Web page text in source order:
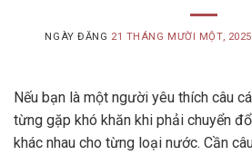
NGÀY ĐĂNG 21 THÁNG MƯỜI MỘT, 2025
Nếu bạn là một người yêu thích câu
từng gặp khó khăn khi phải chuyển
khác nhau cho từng loại nước. Cần